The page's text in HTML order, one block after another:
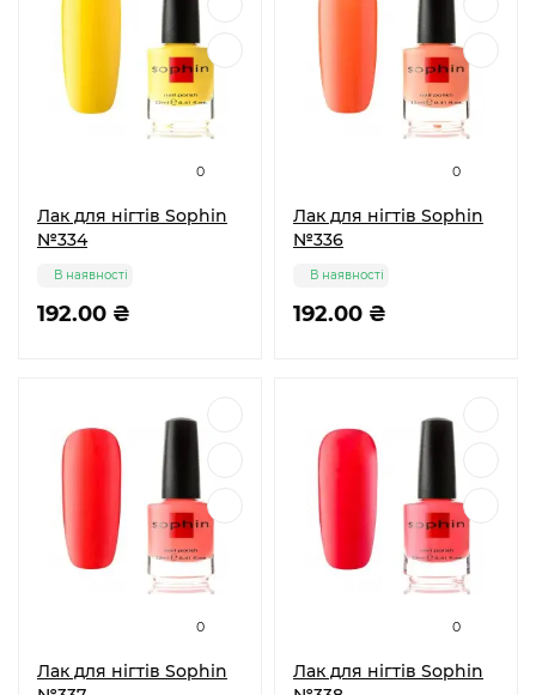
0
Лак для нігтів Sophin
№334
192.00 ₴
В наявності
0
Лак для нігтів Sophin
№336
192.00 ₴
В наявності
0
Лак для нігтів Sophin
0
Лак для нігтів Sophin